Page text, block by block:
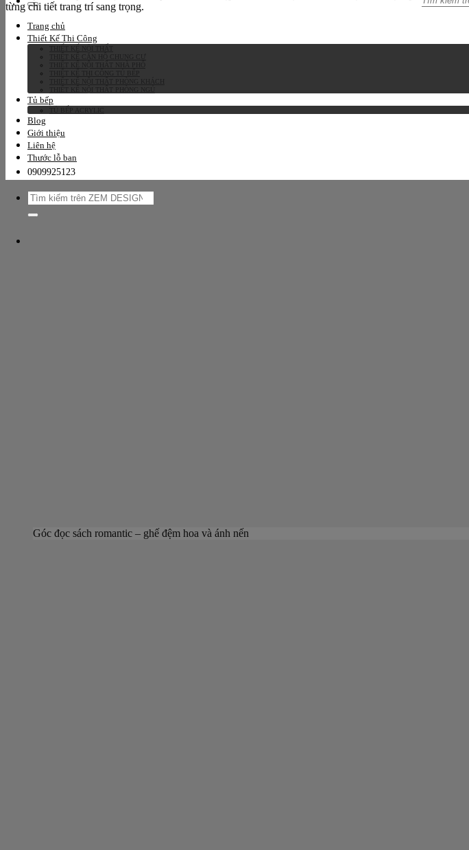
kiếm:
Trang chủ
Thiết Kế Thi Công
Tủ bếp
TỦ BẾP ACRYLIC
Blog
Giới thiệu
Liên hệ
Thước lỗ ban
0909925123
Tìm
kiếm:
từng chi tiết trang trí sang trọng.
Góc đọc sách romantic – ghế đệm hoa và ánh nến